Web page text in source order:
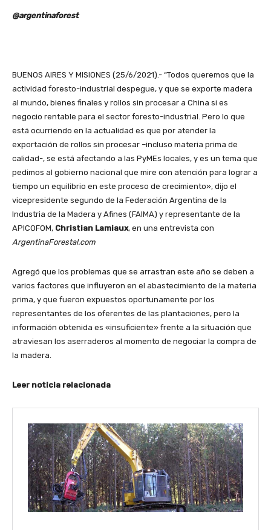
@argentinaforest
BUENOS AIRES Y MISIONES (25/6/2021).- “Todos queremos que la
actividad foresto-industrial despegue, y que se exporte madera
al mundo, bienes finales y rollos sin procesar a China si es
negocio rentable para el sector foresto-industrial. Pero lo que
está ocurriendo en la actualidad es que por atender la
exportación de rollos sin procesar –incluso materia prima de
calidad-, se está afectando a las PyMEs locales, y es un tema que
pedimos al gobierno nacional que mire con atención para lograr a
tiempo un equilibrio en este proceso de crecimiento», dijo el
vicepresidente segundo de la Federación Argentina de la
Industria de la Madera y Afines (FAIMA) y representante de la
APICOFOM, Christian Lamiaux, en una entrevista con
ArgentinaForestal.com
Agregó que los problemas que se arrastran este año se deben a
varios factores que influyeron en el abastecimiento de la materia
prima, y que fueron expuestos oportunamente por los
representantes de los oferentes de las plantaciones, pero la
información obtenida es «insuficiente» frente a la situación que
atraviesan los aserraderos al momento de negociar la compra de
la madera.
Leer noticia relacionada